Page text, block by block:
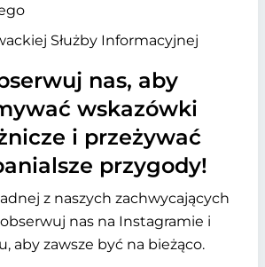
Służby Informacyjnej
nas, aby
wskazówki
i przeżywać
przygody!
z naszych zachwycających
nas na Instagramie i
aby zawsze być na bieżąco.